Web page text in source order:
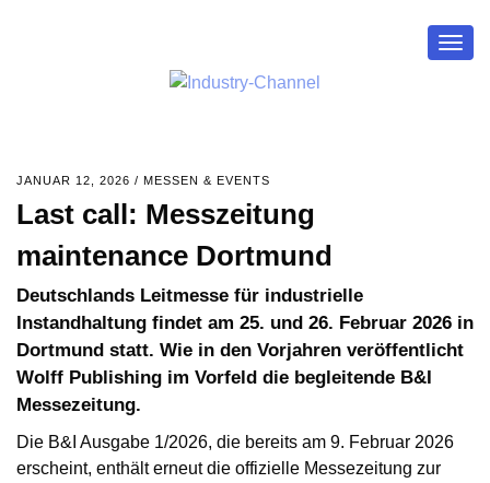
JANUAR 12, 2026 / MESSEN & EVENTS
Last call: Messzeitung
maintenance Dortmund
Deutschlands Leitmesse für industrielle
Instandhaltung findet am 25. und 26. Februar 2026 in
Dortmund statt. Wie in den Vorjahren veröffentlicht
Wolff Publishing im Vorfeld die begleitende B&I
Messezeitung.
Die B&I Ausgabe 1/2026, die bereits am 9. Februar 2026
erscheint, enthält erneut die offizielle Messezeitung zur